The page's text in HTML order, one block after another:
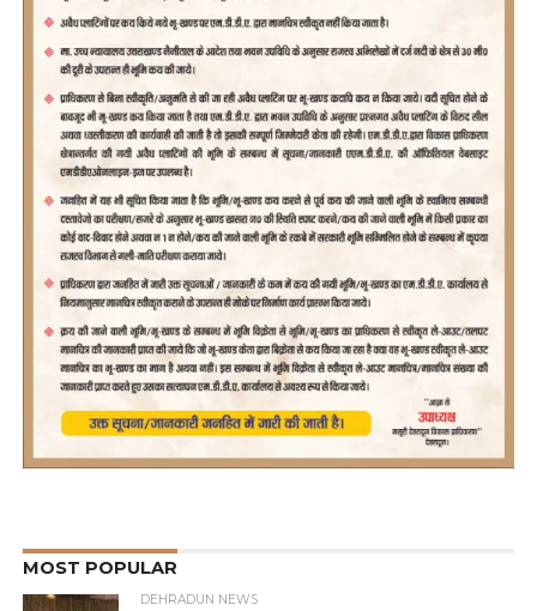
MOST POPULAR
DEHRADUN NEWS